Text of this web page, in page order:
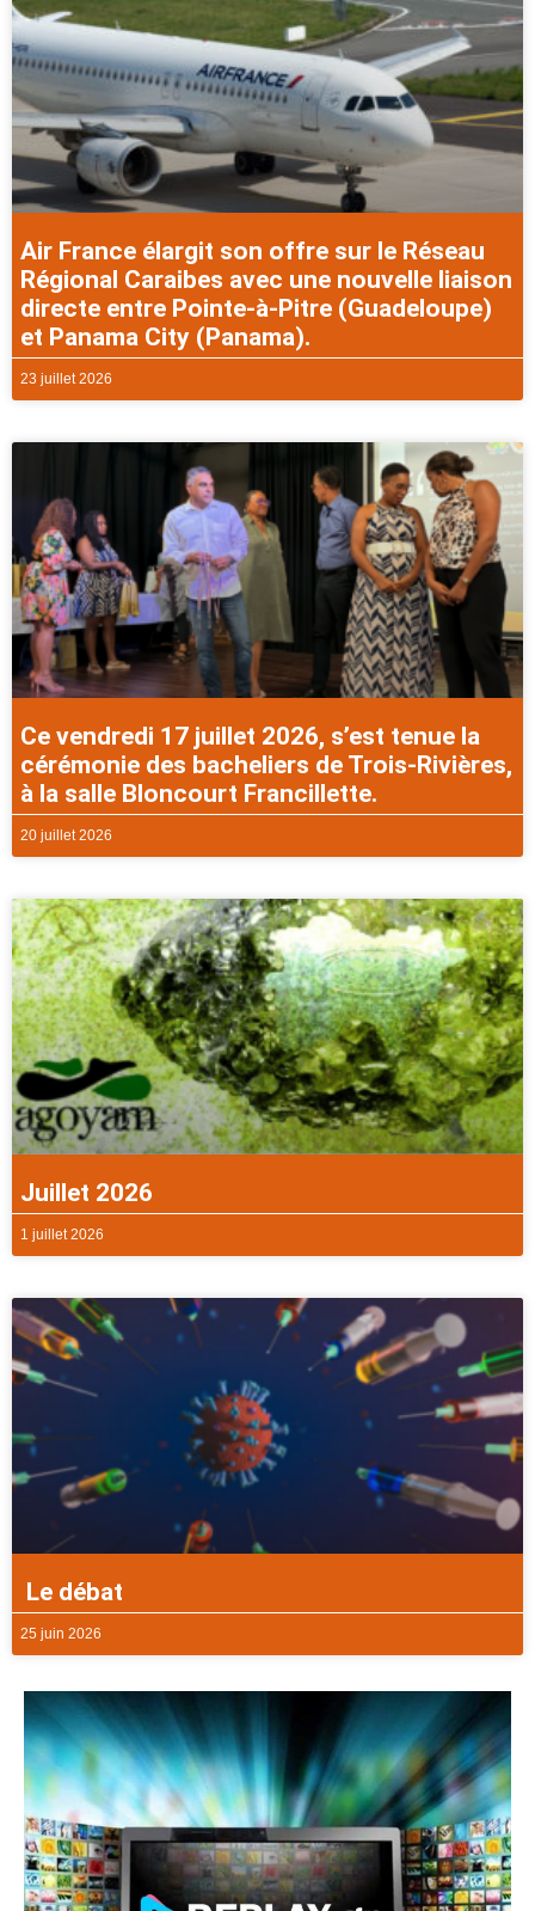
Air France élargit son offre sur le Réseau
Régional Caraibes avec une nouvelle liaison
directe entre Pointe-à-Pitre (Guadeloupe)
et Panama City (Panama).
23 juillet 2026
Ce vendredi 17 juillet 2026, s’est tenue la
cérémonie des bacheliers de Trois-Rivières,
à la salle Bloncourt Francillette.
20 juillet 2026
Juillet 2026
1 juillet 2026
Le débat
25 juin 2026